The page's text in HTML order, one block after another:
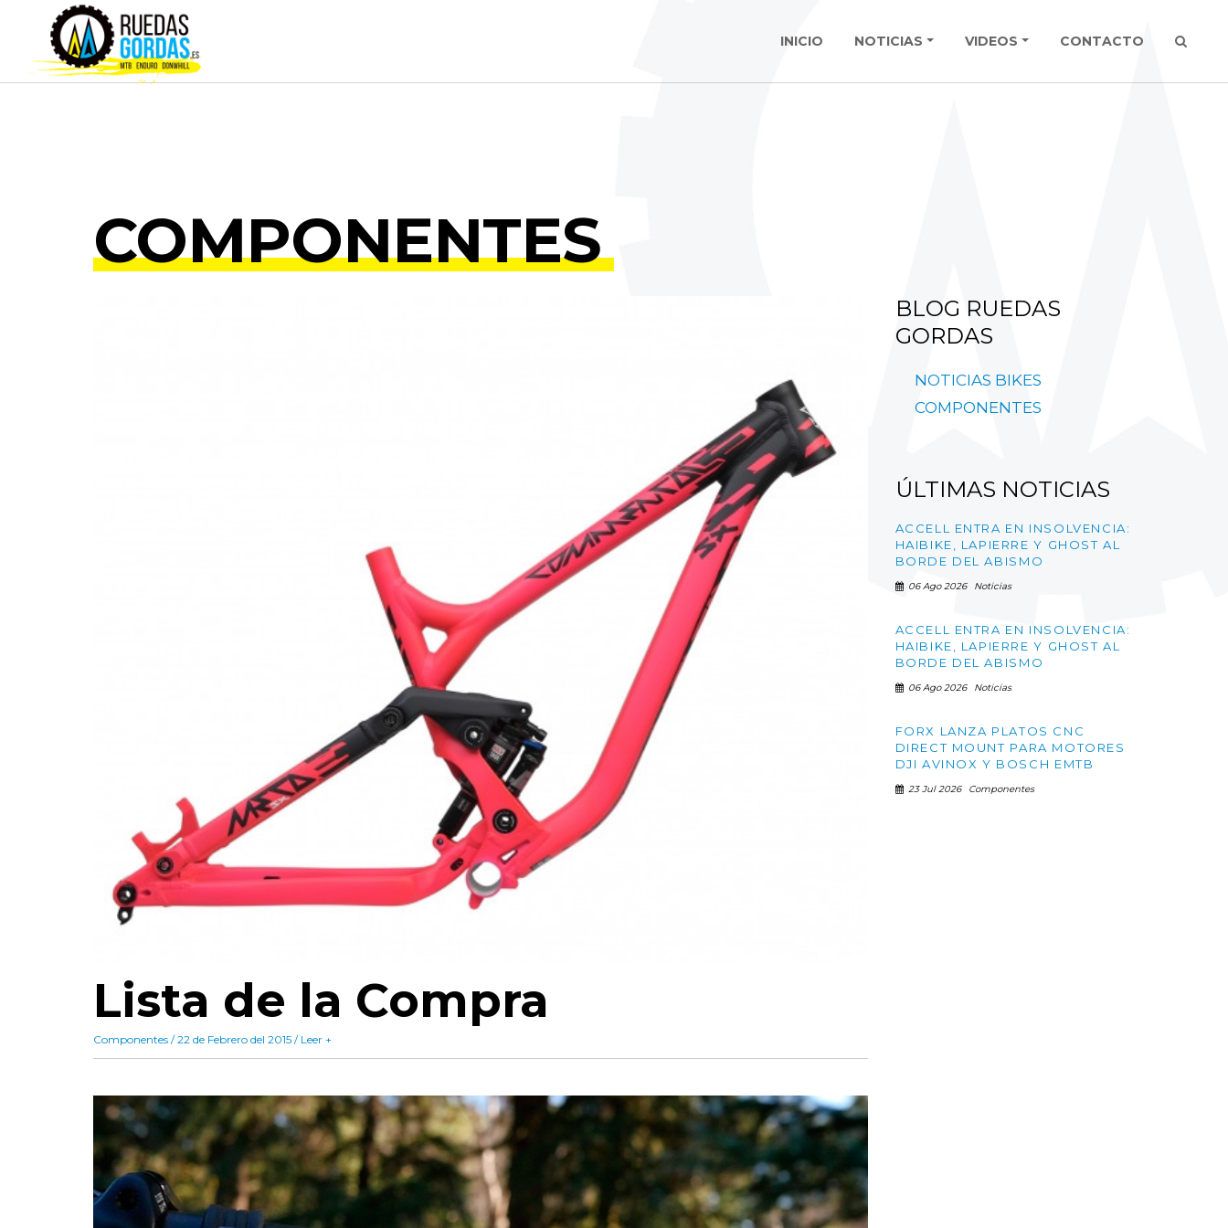
INICIO NOTICIAS VIDEOS CONTACTO
COMPONENTES
Lista de la Compra
Componentes / 22 de Febrero del 2015 / Leer +
BLOG RUEDAS
GORDAS
NOTICIAS BIKES
COMPONENTES
ÚLTIMAS NOTICIAS
ACCELL ENTRA EN INSOLVENCIA:
HAIBIKE, LAPIERRE Y GHOST AL
BORDE DEL ABISMO
06 Ago 2026 Noticias
ACCELL ENTRA EN INSOLVENCIA:
HAIBIKE, LAPIERRE Y GHOST AL
BORDE DEL ABISMO
06 Ago 2026 Noticias
FORX LANZA PLATOS CNC
DIRECT MOUNT PARA MOTORES
DJI AVINOX Y BOSCH EMTB
23 Jul 2026 Componentes